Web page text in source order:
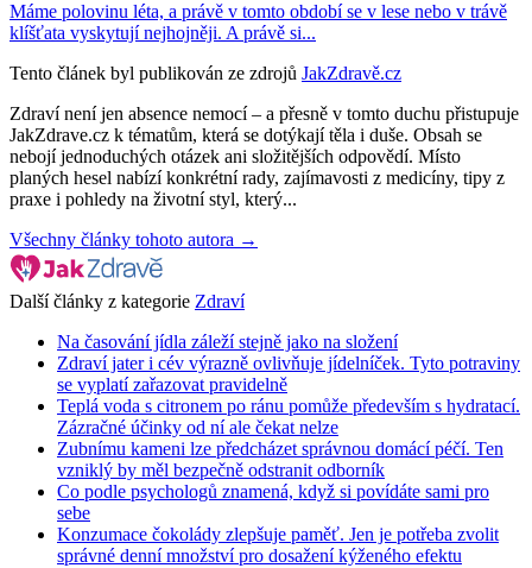
Máme polovinu léta, a právě v tomto období se v lese nebo v trávě
klíšťata vyskytují nejhojněji. A právě si...
Tento článek byl publikován ze zdrojů JakZdravě.cz
Zdraví není jen absence nemocí – a přesně v tomto duchu přistupuje
JakZdrave.cz k tématům, která se dotýkají těla i duše. Obsah se
nebojí jednoduchých otázek ani složitějších odpovědí. Místo
planých hesel nabízí konkrétní rady, zajímavosti z medicíny, tipy z
praxe i pohledy na životní styl, který...
Všechny články tohoto autora →
Další články z kategorie Zdraví
Na časování jídla záleží stejně jako na složení
Zdraví jater i cév výrazně ovlivňuje jídelníček. Tyto potraviny
se vyplatí zařazovat pravidelně
Teplá voda s citronem po ránu pomůže především s hydratací.
Zázračné účinky od ní ale čekat nelze
Zubnímu kameni lze předcházet správnou domácí péčí. Ten
vzniklý by měl bezpečně odstranit odborník
Co podle psychologů znamená, když si povídáte sami pro
sebe
Konzumace čokolády zlepšuje paměť. Jen je potřeba zvolit
správné denní množství pro dosažení kýženého efektu